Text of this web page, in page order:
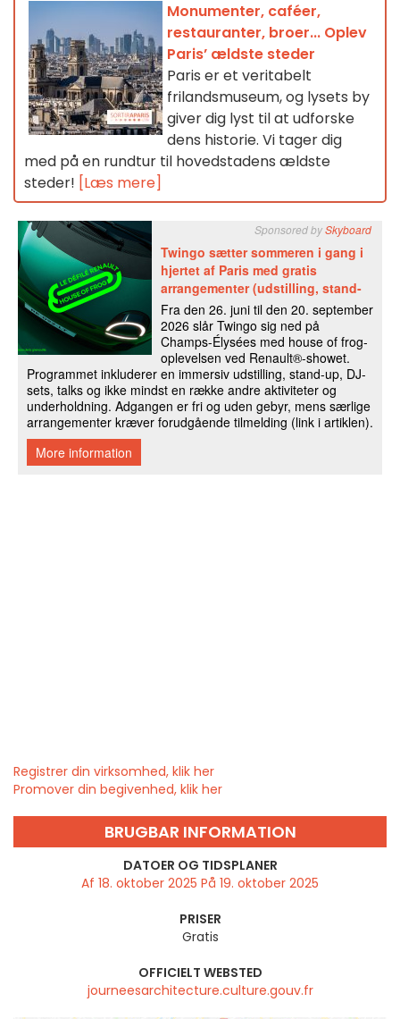
Monumenter, caféer,
restauranter, broer... Oplev
Paris’ ældste steder
Paris er et veritabelt
frilandsmuseum, og lysets by
giver dig lyst til at udforske
dens historie. Vi tager dig
med på en rundtur til hovedstadens ældste
steder! [Læs mere]
Registrer din virksomhed, klik her
Promover din begivenhed, klik her
BRUGBAR INFORMATION
DATOER OG TIDSPLANER
Af 18. oktober 2025 På 19. oktober 2025
PRISER
Gratis
OFFICIELT WEBSTED
journeesarchitecture.culture.gouv.fr